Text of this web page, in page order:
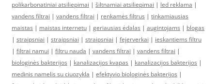
polikarbonatiniai atsiliepimai | šiltnamiai atsiliepimai | led reklama |
vandens filtrai | vandens filtrai | renkamės filtrus | tinkamiausias
maistas | maistas internetu | geriausias ėdalas | augintojams | blogas
| straipsniai | straipsniai | straipsniai | fejerverkai | ieskantiems filtru
| filtrai namui | filtru nauda | vandens filtrai | vandens filtrai |
biologinės bakterijos | kanalizacijos kvapas | kanalizacijos bakterijos |
medinis namelis su ciuozykla | efektyvio biologinės bakterijos |